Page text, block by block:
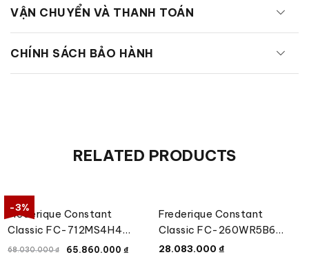
VẬN CHUYỂN VÀ THANH TOÁN
CHÍNH SÁCH BẢO HÀNH
RELATED PRODUCTS
-3%
Frederique Constant
Classic FC-712MS4H4
Moonphase Men’s 42mm
68.030.000₫ 65.860.000 ₫
Frederique Constant
Classic FC-260WR5B6
Watch 40mm
28.083.000 ₫